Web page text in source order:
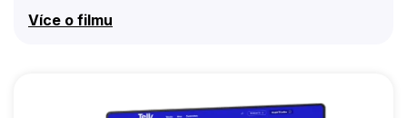
která nedávno odešla do důchodu. Tato žena se
může být větší výzvou než její nejnebezpečnější mise
Více o filmu